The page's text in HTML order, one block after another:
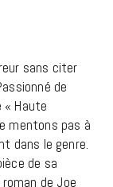
sans citer
de
« Haute
mentons pas à
dans le genre.
de sa
de Joe